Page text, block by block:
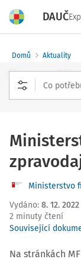
DAUČ
Domů Aktuality
Ministerstvo
Vydáno: 8. 12. 2022
2 minuty čtení
Související
Na stránkách